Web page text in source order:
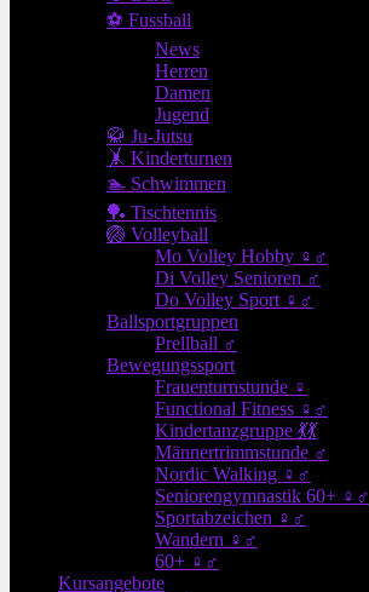
⚽ Fussball
News
Herren
Damen
Jugend
🥋 Ju-Jutsu
🤸 Kinderturnen
🏊 Schwimmen
🏓 Tischtennis
🏐 Volleyball
Mo Volley Hobby ♀♂
Di Volley Senioren ♂
Do Volley Sport ♀♂
Ballsportgruppen
Prellball ♂
Bewegungssport
Frauenturnstunde ♀
Functional Fitness ♀♂
Kindertanzgruppe 💃💃
Männertrimmstunde ♂
Nordic Walking ♀♂
Seniorengymnastik 60+ ♀♂
Sportabzeichen ♀♂
Wandern ♀♂
60+ ♀♂
Kursangebote